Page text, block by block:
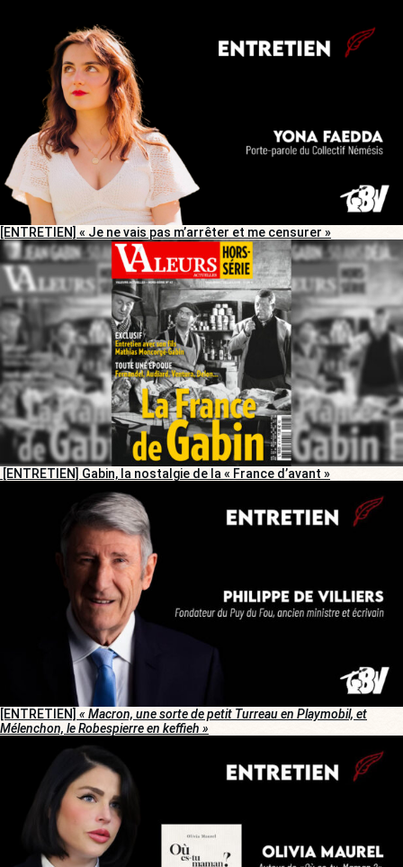
[ENTRETIEN] « Je ne vais pas m’arrêter et me censurer »
[ENTRETIEN] Gabin, la nostalgie de la « France d’avant »
[ENTRETIEN] « Macron, une sorte de petit Turreau en Playmobil, et
Mélenchon, le Robespierre en keffieh »